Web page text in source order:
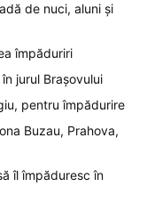
de nuci, aluni și
împăduriri
jurul Brașovului
pentru împădurire
Buzau, Prahova,
îl împăduresc în